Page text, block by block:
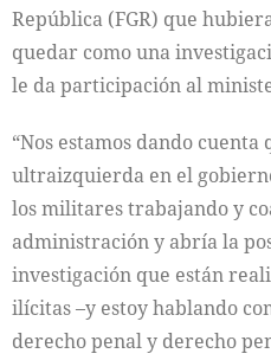
República (FGR) que
quedar como una
le da participación al
“Nos estamos dando cuenta
ultraizquierda en el
los militares trabajando y
administración y abría la
investigación que están
ilícitas –y estoy hablando
derecho penal y derecho